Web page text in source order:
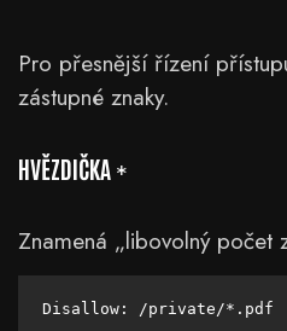
Pro přesnější řízení
zástupné znaky.
HVĚZDIČKA *
Znamená „libovolný počet